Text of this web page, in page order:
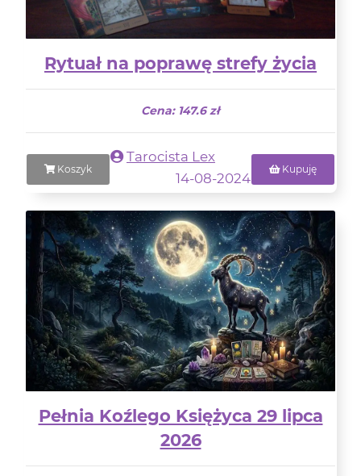
Rytuał na poprawę strefy życia
Cena: 147.6 zł
Koszyk Kupuję
Tarocista Lex
14-08-2024
Pełnia Koźlego Księżyca 29 lipca
2026